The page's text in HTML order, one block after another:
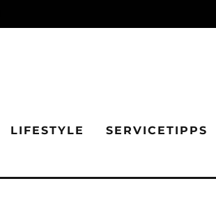
LIFESTYLE SERVICETIPPS